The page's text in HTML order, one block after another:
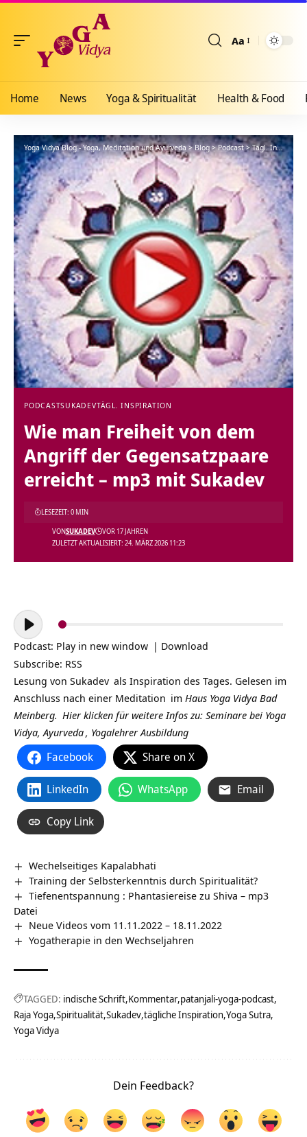
Aa
Home News Yoga & Spiritualität Health & Food
Yoga Vidya Blog - Yoga, Meditation und Ayurveda>Blog>Podcast>Tägl. Inspiration
PODCASTSUKADEVTÄGL. INSPIRATION
Wie man Freiheit von dem
Angriff der Gegensatzpaare
erreicht – mp3 mit Sukadev
ZULETZT AKTUALISIERT: 24. MÄRZ 2026 11:23
VONSUKADEV VOR 17 JAHREN
LESEZEIT: 0 MIN
Audio-
Player
Podcast: Play in new window | Download
Subscribe: RSS
Lesung von Sukadev als Inspiration des Tages. Gelesen im
Anschluss nach einer Meditation im Haus Yoga Vidya Bad
Meinberg. Hier klicken für weitere Infos zu: Seminare bei Yoga
Vidya,Ayurveda, Yogalehrer Ausbildung
Facebook Share on X
LinkedIn WhatsApp Email
Copy Link
Wechelseitiges Kapalabhati
Training der Selbsterkenntnis durch Spiritualität?
Tiefenentspannung : Phantasiereise zu Shiva – mp3
Datei
Neue Videos vom 11.11.2022 – 18.11.2022
Yogatherapie in den Wechseljahren
TAGGED: indische Schrift Kommentar patanjali-yoga-podcast
Raja Yoga Spiritualität Sukadev tägliche Inspiration Yoga Sutra
Yoga Vidya
Dein Feedback?